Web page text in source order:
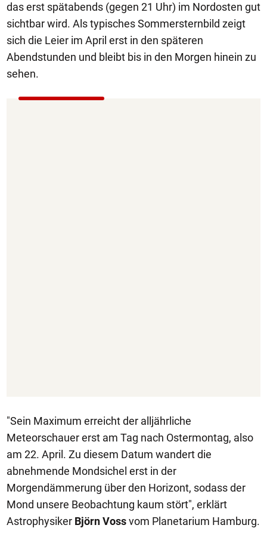
das erst spätabends (gegen 21 Uhr) im Nordosten gut
sichtbar wird. Als typisches Sommersternbild zeigt
sich die Leier im April erst in den späteren
Abendstunden und bleibt bis in den Morgen hinein zu
sehen.
"Sein Maximum erreicht der alljährliche
Meteorschauer erst am Tag nach Ostermontag, also
am 22. April. Zu diesem Datum wandert die
abnehmende Mondsichel erst in der
Morgendämmerung über den Horizont, sodass der
Mond unsere Beobachtung kaum stört", erklärt
Astrophysiker Björn Vossvom Planetarium Hamburg.